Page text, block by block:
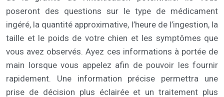
poseront des questions sur le type de médicament
ingéré, la quantité approximative, l’heure de l’ingestion, la
taille et le poids de votre chien et les symptômes que
vous avez observés. Ayez ces informations à portée de
main lorsque vous appelez afin de pouvoir les fournir
rapidement. Une information précise permettra une
prise de décision plus éclairée et un traitement plus